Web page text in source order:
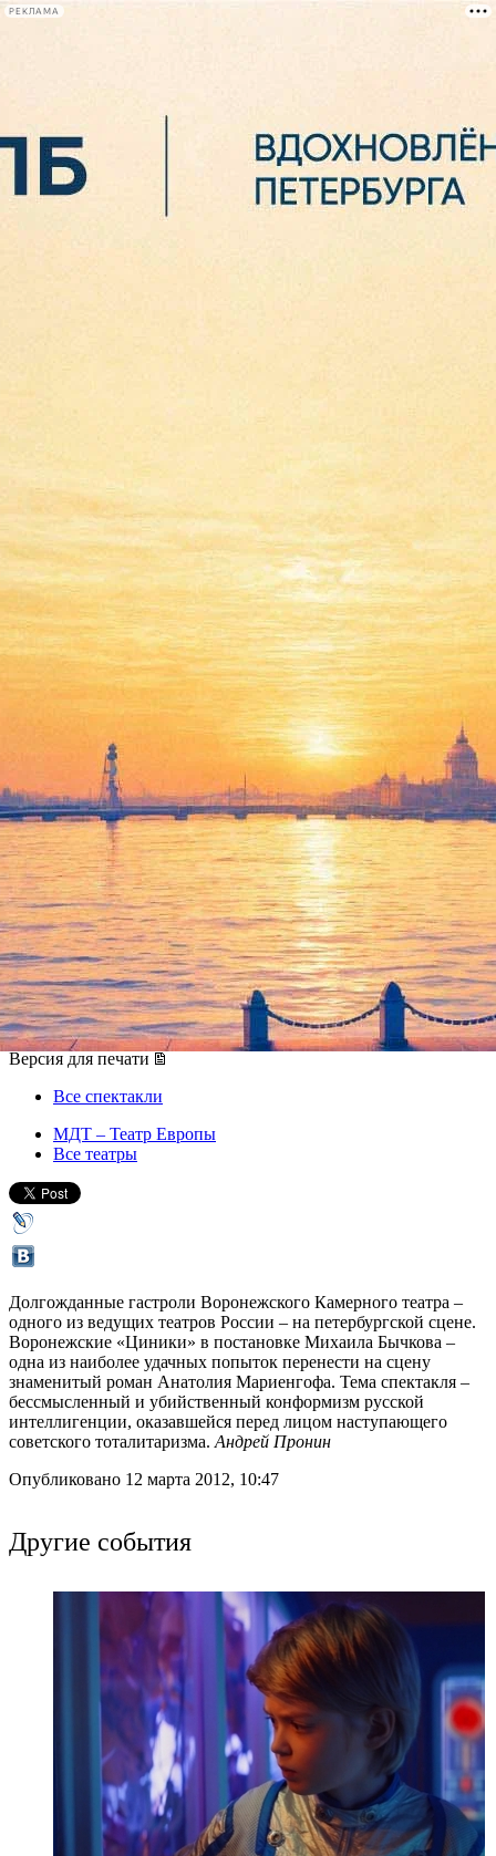
РЕКЛАМА
Сегодня:
Циники (гастроли
Воронежского Камерного
театра)
16 марта 2012, пятница,19.00
Версия для печати
Все спектакли
МДТ – Театр Европы
Все театры
Долгожданные гастроли Воронежского Камерного театра –
одного из ведущих театров России – на петербургской сцене.
Воронежские «Циники» в постановке Михаила Бычкова –
одна из наиболее удачных попыток перенести на сцену
знаменитый роман Анатолия Мариенгофа. Тема спектакля –
бессмысленный и убийственный конформизм русской
интеллигенции, оказавшейся перед лицом наступающего
советского тоталитаризма. Андрей Пронин
Опубликовано 12 марта 2012, 10:47
Другие события